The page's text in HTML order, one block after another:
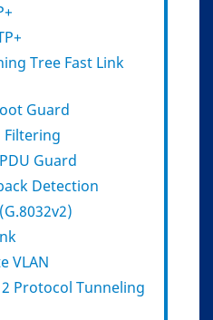
Tree Fast Link
Guard
Filtering
Guard
Detection
VLAN
Protocol Tunneling